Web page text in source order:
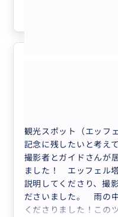
観光スポット（エッフ
記念に残したいと考え
撮影者とガイドさんが
ました！ エッフェル
説明してくださり、撮
ださいました。 雨の
くださりました！この